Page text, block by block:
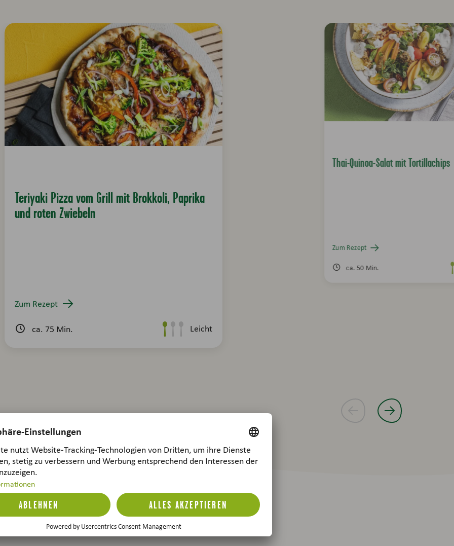
Teriyaki Pizza vom Grill mit Brokkoli, Paprika
und roten Zwiebeln
Zum Rezept
ca. 75 Min. Leicht
Thai-Quinoa-Salat mit Tortillachips
Zum Rezept
ca. 50 Min.
unsere Rezepte